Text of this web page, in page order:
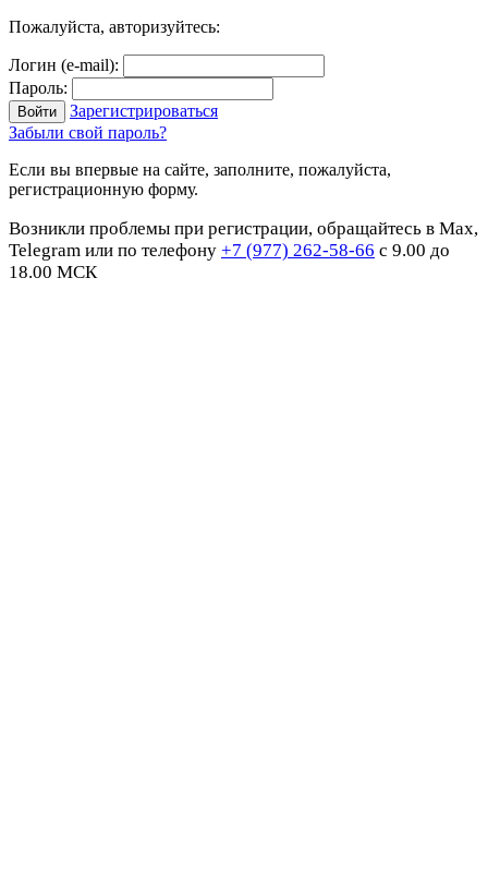
Пожалуйста, авторизуйтесь:
Логин (e-mail):
Пароль:
Зарегистрироваться
Забыли свой пароль?
Если вы впервые на сайте, заполните, пожалуйста,
регистрационную форму.
Возникли проблемы при регистрации, обращайтесь в Max,
Telegram или по телефону +7 (977) 262-58-66 с 9.00 до
18.00 МСК